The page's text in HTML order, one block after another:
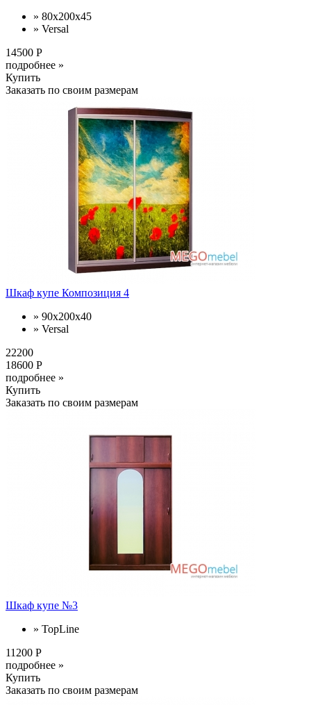
» 80х200х45
» Versal
14500 Р
подробнее »
Купить
Заказать по своим размерам
Шкаф купе Композиция 4
» 90x200x40
» Versal
22200
18600 Р
подробнее »
Купить
Заказать по своим размерам
Шкаф купе №3
» TopLine
11200 Р
подробнее »
Купить
Заказать по своим размерам